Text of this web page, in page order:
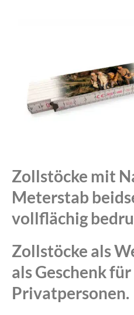
Zollstöcke mit
Meterstab
vollflächig
Zollstöcke als
als Geschenk
Privatpersonen.